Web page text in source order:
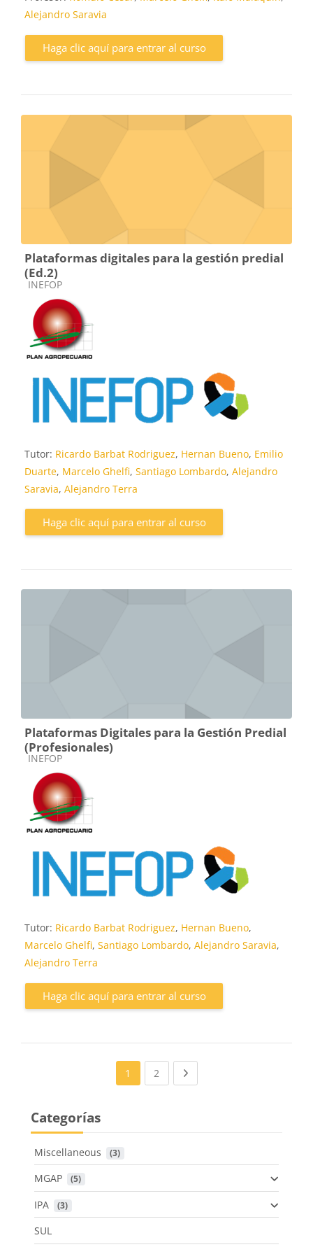
Alejandro Saravia
Haga clic aquí para entrar al curso
Plataformas digitales para la gestión predial
(Ed.2)
Categoría de cursos
INEFOP
Tutor: Ricardo Barbat Rodriguez, Hernan Bueno, Emilio
Duarte, Marcelo Ghelfi, Santiago Lombardo, Alejandro
Saravia, Alejandro Terra
Haga clic aquí para entrar al curso
Plataformas Digitales para la Gestión Predial
(Profesionales)
Categoría de cursos
INEFOP
Tutor: Ricardo Barbat Rodriguez, Hernan Bueno,
Marcelo Ghelfi, Santiago Lombardo, Alejandro Saravia,
Alejandro Terra
Haga clic aquí para entrar al curso
1 2 (current)Next page
Categorías
Miscellaneous (3)
MGAP (5)
IPA (3)
SUL